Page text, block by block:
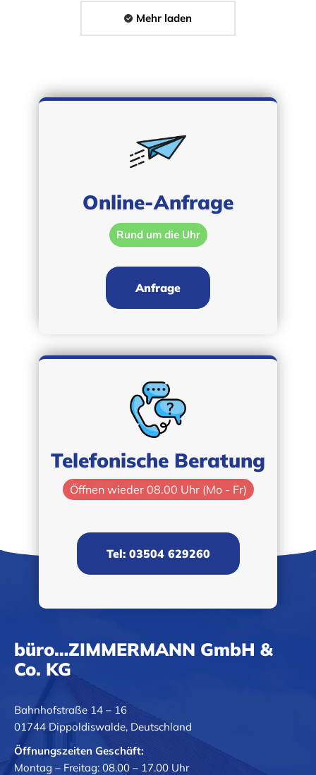
Mehr laden
Online-Anfrage
Rund um die Uhr
Anfrage
Telefonische Beratung
Öffnen wieder 08.00 Uhr (Mo - Fr)
Tel: 03504 629260
büro…ZIMMERMANN GmbH &
Co. KG
Bahnhofstraße 14 – 16
01744 Dippoldiswalde, Deutschland
Öffnungszeiten Geschäft:
Montag – Freitag: 08.00 – 17.00 Uhr